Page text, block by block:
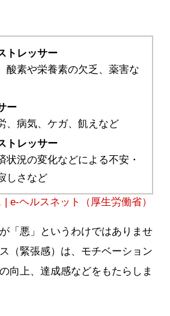
トレッサー
酸素や栄養素の欠乏、薬害な
ー
、病気、ケガ、飢えなど
トレッサー
状況の変化などによる不安・
しさなど
| e-ヘルスネット（厚生労働省）
「悪」というわけではありませ
（緊張感）は、モチベーション
向上、達成感などをもたらしま